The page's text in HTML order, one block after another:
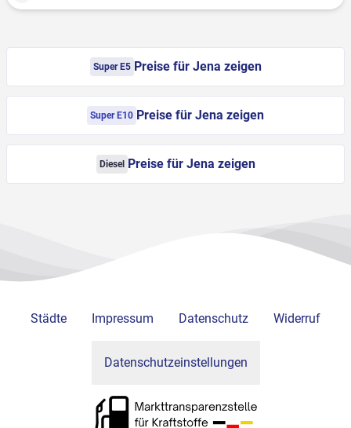
Super E5 Preise für Jena zeigen
Super E10 Preise für Jena zeigen
Diesel Preise für Jena zeigen
Städte Impressum Datenschutz Widerruf
Datenschutzeinstellungen